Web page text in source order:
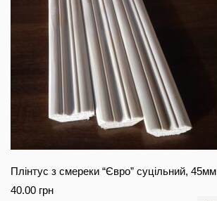
Плінтус з смереки “Євро” суцільний, 45мм
40.00 грн